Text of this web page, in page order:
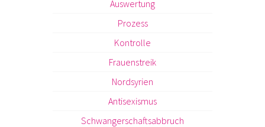
Auswertung
Prozess
Kontrolle
Frauenstreik
Nordsyrien
Antisexismus
Schwangerschaftsabbruch